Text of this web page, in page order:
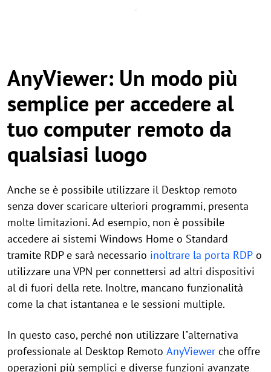
AnyViewer: Un modo più
semplice per accedere al
tuo computer remoto da
qualsiasi luogo
Anche se è possibile utilizzare il Desktop remoto
senza dover scaricare ulteriori programmi, presenta
molte limitazioni. Ad esempio, non è possibile
accedere ai sistemi Windows Home o Standard
tramite RDP e sarà necessario inoltrare la porta RDP o
utilizzare una VPN per connettersi ad altri dispositivi
al di fuori della rete. Inoltre, mancano funzionalità
come la chat istantanea e le sessioni multiple.
In questo caso, perché non utilizzare l"alternativa
professionale al Desktop Remoto AnyViewer che offre
operazioni più semplici e diverse funzioni avanzate